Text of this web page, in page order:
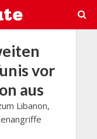
vor
aus
Libanon,